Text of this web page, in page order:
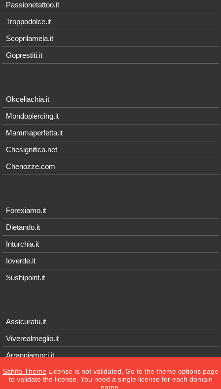
Passionetattoo.it
Troppodolce.it
Scoprilamela.it
Goprestiti.it
Okceliachia.it
Mondopiercing.it
Mammaperfetta.it
Chesignifica.net
Chenozze.com
Forexiamo.it
Dietando.it
Inturchia.it
Ioverde.it
Sushipoint.it
Assicuratu.it
Viverealmeglio.it
Arrangiamoci.it
Tecnichef.it
Sahifa Theme License is not validated, Go to the theme options page
to validate the license, You need a single license for each domain
name.